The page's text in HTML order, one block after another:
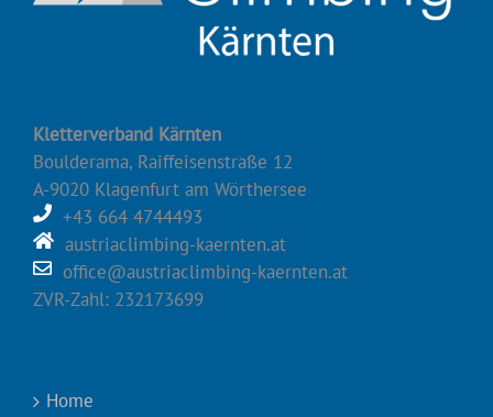
Kletterverband Kärnten
Boulderama, Raiffeisenstraße 12
A-9020 Klagenfurt am Wörthersee
+43 664 4744493
austriaclimbing-kaernten.at
office@austriaclimbing-kaernten.at
ZVR-Zahl: 232173699
Home